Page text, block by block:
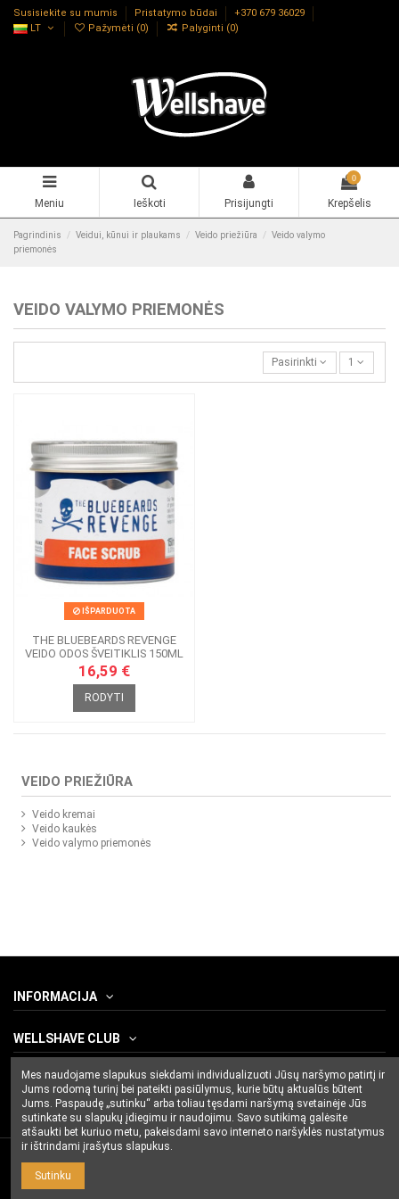
Susisiekite su mumis Pristatymo būdai
+370 679 36029
LT
Pažymėti (0) Palyginti (0)
Meniu Ieškoti Prisijungti
0
Krepšelis
Pagrindinis Veidui, kūnui ir plaukams Veido priežiūra
Veido valymo
priemonės
VEIDO VALYMO PRIEMONĖS
Pasirinkti 1
IŠPARDUOTA
THE BLUEBEARDS REVENGE
VEIDO ODOS ŠVEITIKLIS 150ML
16,59 €
RODYTI
VEIDO PRIEŽIŪRA
Veido kremai
Veido kaukės
Veido valymo priemonės
INFORMACIJA
WELLSHAVE CLUB
SUSISIEKITE SU MUMIS
Mes naudojame slapukus siekdami individualizuoti Jūsų naršymo patirtį ir
Jums rodomą turinį bei pateikti pasiūlymus, kurie būtų aktualūs būtent
Jums. Paspaudę „sutinku“ arba toliau tęsdami naršymą svetainėje Jūs
sutinkate su slapukų įdiegimu ir naudojimu. Savo sutikimą galėsite
atšaukti bet kuriuo metu, pakeisdami savo interneto naršyklės nustatymus
ir ištrindami įrašytus slapukus.
Sutinku